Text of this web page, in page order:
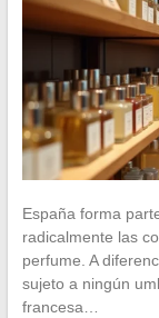
España forma
radicalmente las
perfume. A
sujeto a ningún
francesa…